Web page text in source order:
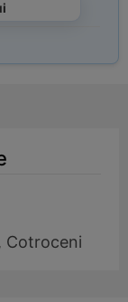
Cotroceni